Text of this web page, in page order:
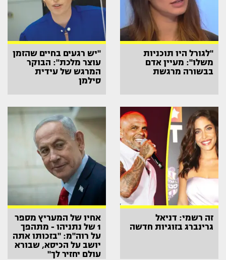
"לגורל היו תוכניות
משלו": מעיין אדם
בבשורה מרגשת
"יש רגעים בחיים שהזמן
עוצר מלכת": הבוקר
המרגש של עידית
סילמן
זה רשמי: דניאל
גרינברג בזוגיות חדשה
אחיו של המעריץ מספר
1 של נתניהו - מתהפך
על רוה"מ: "בזכותו אתה
יושב על הכיסא, שבורא
עולם יחזיר לך"